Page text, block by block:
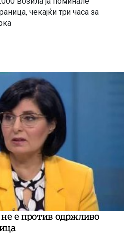
чекајќи три часа за
не е против одржливо